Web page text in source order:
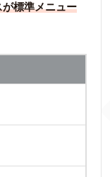
が標準メニュー